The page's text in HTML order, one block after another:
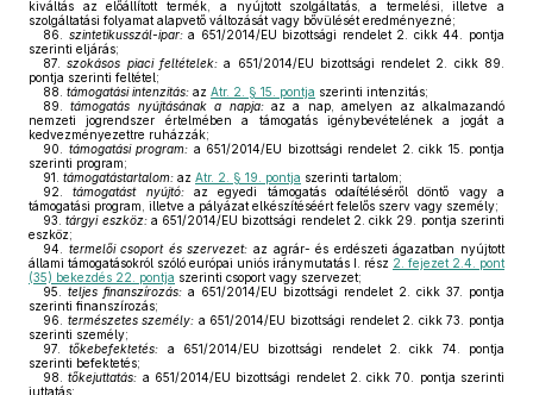
kiváltás az előállított termék, a nyújtott szolgáltatás, a termelési, illetve a
szolgáltatási folyamat alapvető változását vagy bővülését eredményezné;
86.
szintetikusszál-ipar:a 651/2014/EU bizottsági rendelet 2. cikk 44. pontja
szerinti eljárás;
87.
szokásos piaci feltételek:a 651/2014/EU bizottsági rendelet 2. cikk 89.
pontja szerinti feltétel;
88. támogatási intenzitás: az Atr. 2. § 15. pontja szerinti intenzitás;
89.
támogatás nyújtásának a napja:az a nap, amelyen az alkalmazandó
nemzeti jogrendszer értelmében a támogatás igénybevételének a jogát a
kedvezményezettre ruházzák;
90.
támogatási program: a 651/2014/EU bizottsági rendelet 2. cikk 15. pontja
szerinti program;
91. támogatástartalom: az Atr. 2. § 19. pontja szerinti tartalom;
92.
támogatást nyújtó:az egyedi támogatás odaítéléséről döntő vagy a
támogatási program, illetve a pályázat elkészítéséért felelős szerv vagy személy;
93.
tárgyi eszköz:a 651/2014/EU bizottsági rendelet 2. cikk 29. pontja szerinti
eszköz;
94.
termelői csoport és szervezet: az agrár- és erdészeti ágazatban nyújtott
állami támogatásokról szóló európai uniós iránymutatás I. rész 2. fejezet 2.4. pont
(35) bekezdés 22. pontja szerinti csoport vagy szervezet;
95.
teljes finanszírozás: a 651/2014/EU bizottsági rendelet 2. cikk 37. pontja
szerinti finanszírozás;
96.
természetes személy: a 651/2014/EU bizottsági rendelet 2. cikk 73. pontja
szerinti személy;
97.
tőkebefektetés: a 651/2014/EU bizottsági rendelet 2. cikk 74. pontja
szerinti befektetés;
98.
tőkejuttatás: a 651/2014/EU bizottsági rendelet 2. cikk 70. pontja szerinti
juttatás;